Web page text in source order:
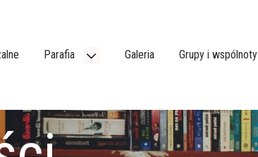
Parafia Galeria Grupy i wspólnoty